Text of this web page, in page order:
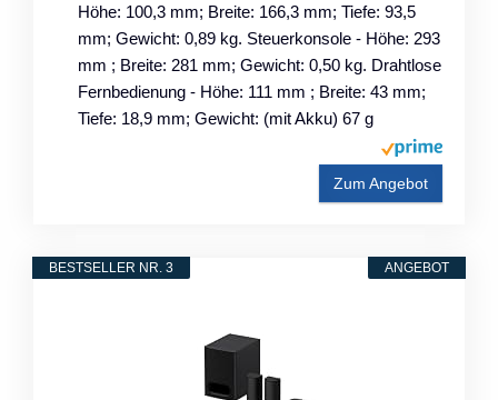
Höhe: 100,3 mm; Breite: 166,3 mm; Tiefe: 93,5
mm; Gewicht: 0,89 kg. Steuerkonsole - Höhe: 293
mm ; Breite: 281 mm; Gewicht: 0,50 kg. Drahtlose
Fernbedienung - Höhe: 111 mm ; Breite: 43 mm;
Tiefe: 18,9 mm; Gewicht: (mit Akku) 67 g
Zum Angebot
ANGEBOT
BESTSELLER NR. 3